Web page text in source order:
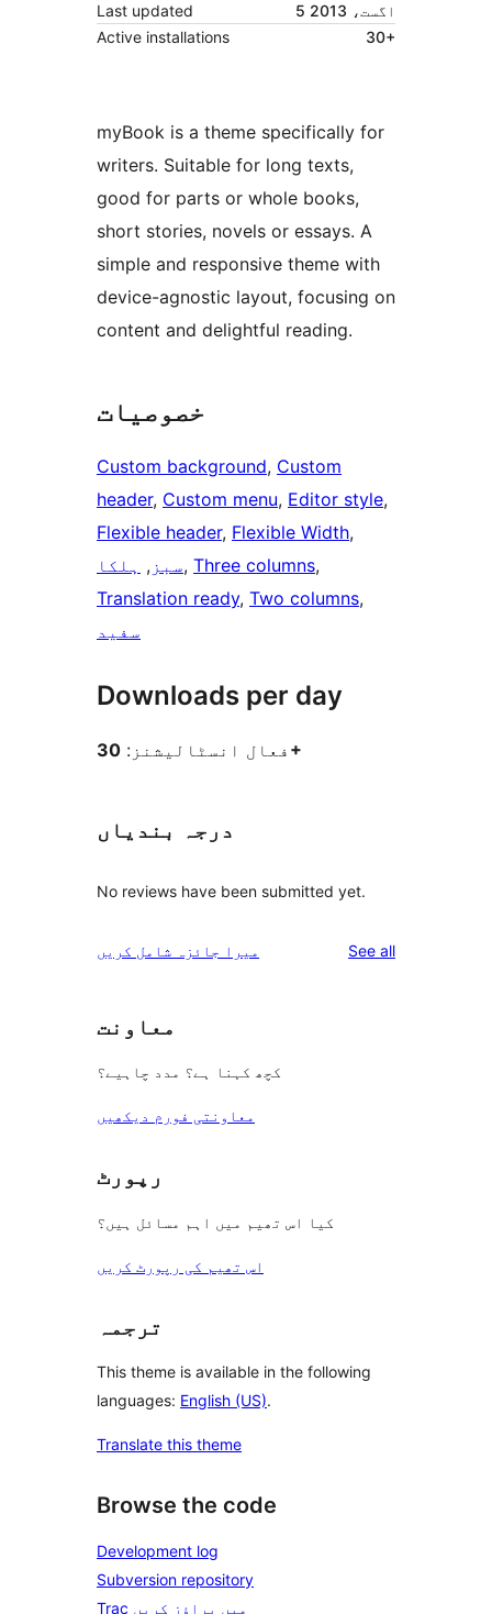
Last updated
5 اگست، 2013
Active installations
30+
myBook is a theme specifically for
writers. Suitable for long texts,
good for parts or whole books,
short stories, novels or essays. A
simple and responsive theme with
device-agnostic layout, focusing on
content and delightful reading.
خصوصیات
Custom background, Custom
header, Custom menu, Editor style
Flexible header, Flexible Width
سبز , ہلکا , Three columns
Translation ready, Two columns
سفید
Downloads per day
فعال انسٹالیشنز: 30+
درجہ بندیاں
No reviews have been submitted yet.
میرا جائزہ شامل کریں See allreviews
معاونت
کچھ کہنا ہے؟ مدد چاہیے؟
معاونتی فورم دیکھیں
رپورٹ
کیا اس تھیم میں اہم مسائل ہیں؟
اس تھیم کی رپورٹ کریں
ترجمہ
This theme is available in the following
languages: English (US).
Translate this theme
Browse the code
Development log
Subversion repository
Trac میں براؤز کریں